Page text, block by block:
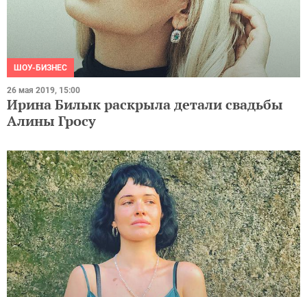
ШОУ-БИЗНЕС
Ирина Билык раскрыла детали свадьбы
Алины Гросу